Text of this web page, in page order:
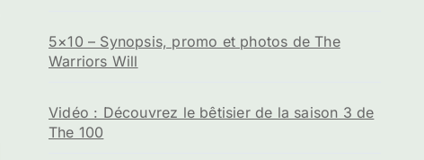
5×10 – Synopsis, promo et photos de The
Warriors Will
Vidéo : Découvrez le bêtisier de la saison 3 de
The 100